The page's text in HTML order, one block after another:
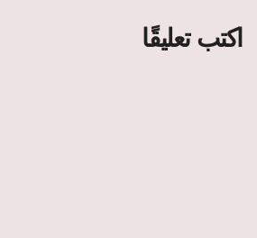
اكتب تعليقًا